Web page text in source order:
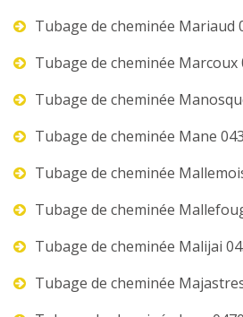
Tubage de cheminée Mariaud
Tubage de cheminée Marcoux
Tubage de cheminée
Tubage de cheminée Mane
Tubage de cheminée
Tubage de cheminée
Tubage de cheminée Malijai
Tubage de cheminée